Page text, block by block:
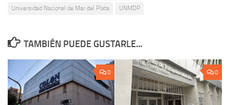
Universidad Nacional de Mar del Plata
UNMDP
TAMBIÉN PUEDE GUSTARLE...
0 0